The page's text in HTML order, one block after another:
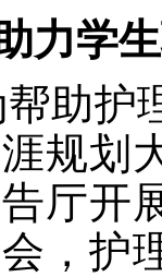
力学
帮助护
规划
厅开
，护